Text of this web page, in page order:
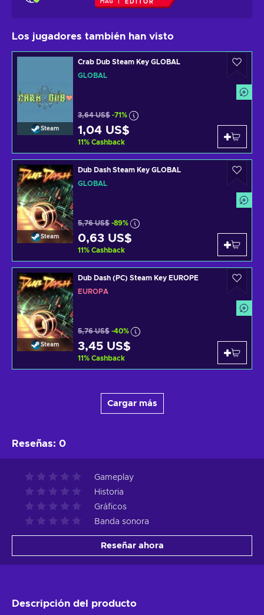
EDITOR
Los jugadores también han visto
Steam
Crab Dub Steam Key GLOBAL
GLOBAL
3,64 US$ -71%
1,04 US$
11% Cashback
Steam
Dub Dash Steam Key GLOBAL
GLOBAL
5,76 US$ -89%
0,63 US$
11% Cashback
Steam
Dub Dash (PC) Steam Key EUROPE
EUROPA
5,76 US$ -40%
3,45 US$
11% Cashback
Cargar más
Reseñas: 0
Gameplay
Historia
Gráficos
Banda sonora
Reseñar ahora
Descripción del producto